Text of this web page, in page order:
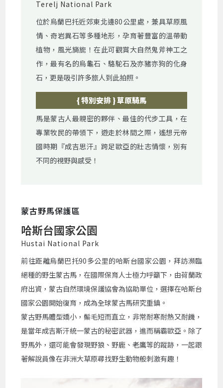
Terelj National Park
位於烏蘭巴托近郊東北邊80公里處，兼具草原風
情、奇岩異石等多種地形，孕育著豐富的溫帶動
植物，風光旖旎！在此可觀賞大自然鬼斧神工之
作，最有名的烏龜石、駱駝石及亦豬亦狗的化身
石，更是吸引許多旅人到此拍照。
{ 特別安排 } 草原騎馬
馬是蒙古人最親密的夥伴、最佳的代步工具，在
專業牧民的帶領下，遊走於林間之際，遙想元帝
國時期『成吉思汗』跨足歐亞的壯志情懷，別有
不同的視野與感受！
蒙古野馬保護區
哈斯台國家公園
Hustai National Park
前往距離烏蘭巴托90多公里的哈斯台國家公園，拜訪瀕臨
絕種的野生蒙古馬，在國際保育人士極力呼籲下，由荷蘭政
府出資，蒙古自然環境保護協會為協助單位，選擇在哈斯台
國家公園開始復育，成為全球蒙古馬研究重鎮。
蒙古野馬體型嬌小，鬃毛短而直立，非常耐寒耐熱又耐饑，
是當年成吉斯汗統一蒙古的秘密武器，進而稱霸歐亞。除了
野馬外，還可能會發現野狼、野鹿、老鷹等的蹤跡，一起跟
著解說員像在非洲大草原尋找野生動物般刺激有趣！